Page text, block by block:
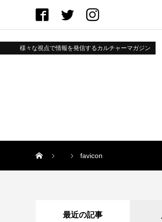
様々な視点で情報を発信するカルチャーマガジン
favicon
最近の記事